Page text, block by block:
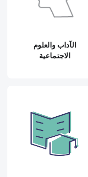
الآداب والعلوم
الاجتماعية